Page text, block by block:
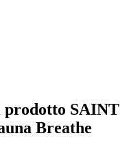
prodotto SAINT
Breathe